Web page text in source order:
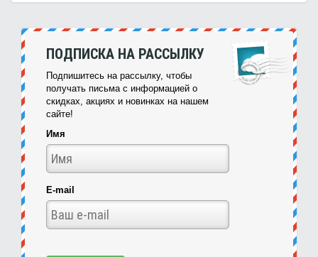
ПОДПИСКА НА РАССЫЛКУ
Подпишитесь на рассылку, чтобы
получать письма с информацией о
скидках, акциях и новинках на нашем
сайте!
Имя
E-mail